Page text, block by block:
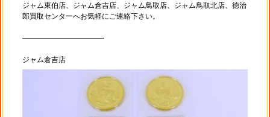
ジャム東伯店、ジャム倉吉店、ジャム鳥取店、ジャム鳥取北店、徳治
郎買取センターへお気軽にご連絡下さい。
———————————-
ジャム倉吉店